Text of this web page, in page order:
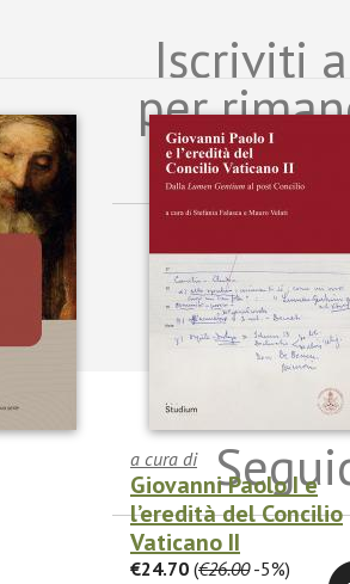
a cura di
Giovanni Paolo I e
l’eredità del Concilio
Vaticano II
€24.70 (€26.00-5%)
Iscriviti
per
sulle